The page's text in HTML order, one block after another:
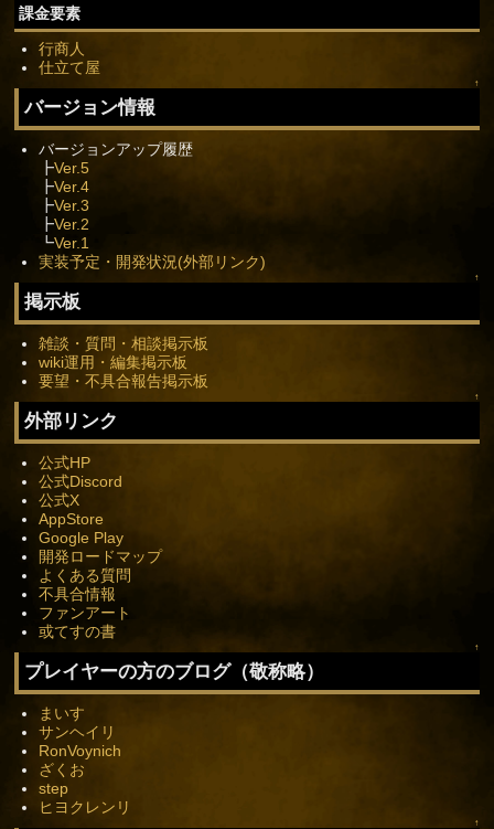
課金要素
行商人
仕立て屋
↑
バージョン情報
バージョンアップ履歴
┣Ver.5
┣Ver.4
┣Ver.3
┣Ver.2
┗Ver.1
実装予定・開発状況(外部リンク)
↑
掲示板
雑談・質問・相談掲示板
wiki運用・編集掲示板
要望・不具合報告掲示板
↑
外部リンク
公式HP
公式Discord
公式X
AppStore
Google Play
開発ロードマップ
よくある質問
不具合情報
ファンアート
或てすの書
↑
プレイヤーの方のブログ（敬称略）
まいす
サンヘイリ
RonVoynich
ざくお
step
ヒヨクレンリ
↑